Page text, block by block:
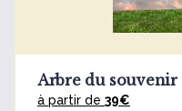
Arbre du
à partir de 39€